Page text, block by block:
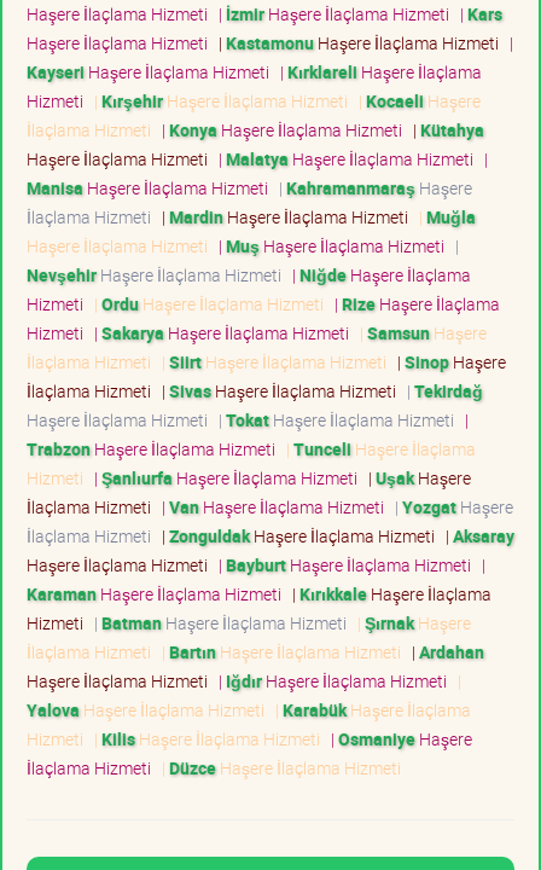
Haşere İlaçlama Hizmeti | İzmirHaşere İlaçlama Hizmeti | Kars
Haşere İlaçlama Hizmeti | KastamonuHaşere İlaçlama Hizmeti |
Kayseri Haşere İlaçlama Hizmeti | Kırklareli Haşere İlaçlama
Hizmeti | KırşehirHaşere İlaçlama Hizmeti | Kocaeli Haşere
İlaçlama Hizmeti | Konya Haşere İlaçlama Hizmeti | Kütahya
Haşere İlaçlama Hizmeti | Malatya Haşere İlaçlama Hizmeti |
Manisa Haşere İlaçlama Hizmeti | Kahramanmaraş Haşere
İlaçlama Hizmeti | MardinHaşere İlaçlama Hizmeti | Muğla
Haşere İlaçlama Hizmeti | Muş Haşere İlaçlama Hizmeti |
NevşehirHaşere İlaçlama Hizmeti | NiğdeHaşere İlaçlama
Hizmeti | OrduHaşere İlaçlama Hizmeti | RizeHaşere İlaçlama
Hizmeti | Sakarya Haşere İlaçlama Hizmeti | SamsunHaşere
İlaçlama Hizmeti | SiirtHaşere İlaçlama Hizmeti | SinopHaşere
İlaçlama Hizmeti | SivasHaşere İlaçlama Hizmeti | Tekirdağ
Haşere İlaçlama Hizmeti | TokatHaşere İlaçlama Hizmeti |
TrabzonHaşere İlaçlama Hizmeti | Tunceli Haşere İlaçlama
Hizmeti | Şanlıurfa Haşere İlaçlama Hizmeti | UşakHaşere
İlaçlama Hizmeti | VanHaşere İlaçlama Hizmeti | YozgatHaşere
İlaçlama Hizmeti | ZonguldakHaşere İlaçlama Hizmeti | Aksaray
Haşere İlaçlama Hizmeti | BayburtHaşere İlaçlama Hizmeti |
KaramanHaşere İlaçlama Hizmeti | KırıkkaleHaşere İlaçlama
Hizmeti | BatmanHaşere İlaçlama Hizmeti | ŞırnakHaşere
İlaçlama Hizmeti | BartınHaşere İlaçlama Hizmeti | Ardahan
Haşere İlaçlama Hizmeti | IğdırHaşere İlaçlama Hizmeti |
Yalova Haşere İlaçlama Hizmeti | KarabükHaşere İlaçlama
Hizmeti | KilisHaşere İlaçlama Hizmeti | OsmaniyeHaşere
İlaçlama Hizmeti | DüzceHaşere İlaçlama Hizmeti